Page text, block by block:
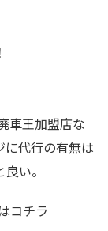
車王加盟店な
に代行の有無は
い。
コチラ